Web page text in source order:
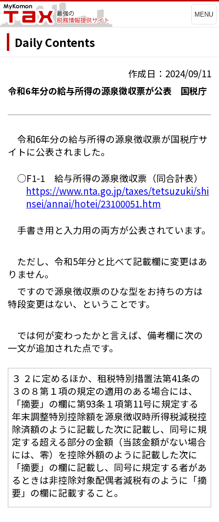
MENU
Daily Contents
作成日：2024/09/11
令和6年分の給与所得の源泉徴収票が公表 国税庁
令和6年分の給与所得の源泉徴収票が国税庁サ
イトに公表されました。
○F1-1 給与所得の源泉徴収票（同合計表）
https://www.nta.go.jp/taxes/tetsuzuki/shi
nsei/annai/hotei/23100051.htm
手書き用と入力用の両方が公表されています。
ただし、令和5年分と比べて記載欄に変更はあ
りません。
ですので源泉徴収票のひな型をお持ちの方は
特段変更はない、ということです。
では何が変わったかと言えば、備考欄に次の
一文が追加された点です。
３ ２に定めるほか、租税特別措置法第41条の
３の８第１項の規定の適用のある場合には、
「摘要」の欄に第93条１項第11号に規定する
年末調整特別控除額を源泉徴収時所得税減税控
除済額のように記載した次に記載し、同号に規
定する超える部分の金額（当該金額がない場合
には、零）を控除外額のように記載した次に
「摘要」の欄に記載し、同号に規定する者があ
るときは非控除対象配偶者減税有のように「摘
要」の欄に記載すること。